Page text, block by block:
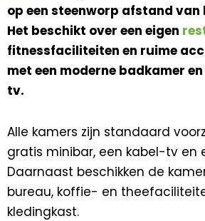
op een steenworp afstand
Het beschikt over een eigen
fitnessfaciliteiten en ruime
met een moderne badkamer
tv.
Alle kamers zijn standaard
gratis minibar, een kabel-tv en
Daarnaast beschikken de
bureau, koffie- en
kledingkast.